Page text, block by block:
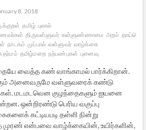
8, 2018
தமிழ் புலால்
திருவள்ளுவர் கள்ளுண்ணாமை அறம்
நாடகம் முப்பால் வள்ளுவர் வாழ்க்கை
தர்மம் தமிழ்மறை நற்பண்புகள் புனைவு
வைத்த கண் வாங்காமல் பார்க்கிறான்.
அனைவருமே வள்ளுவரைக் கண்டு
மடமடவென குழந்தைகளும் ஐயனை
ஒன்றிரண்டு பெரிய வகுப்பு
கட்டியபடி தள்ளி நின்று
முரண் என்பவை வாழ்க்கையின், உயிர்களின்,